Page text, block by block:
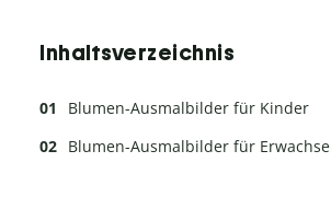
Inhaltsverzeichnis
Blumen-Ausmalbilder für Kinder
Blumen-Ausmalbilder für